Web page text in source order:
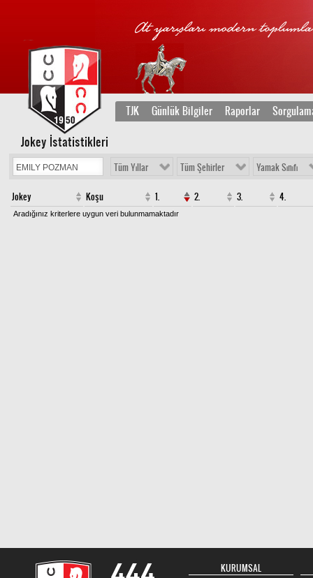
TJK Günlük Bilgiler Raporlar
Jokey İstatistikleri
Tüm Yıllar Tüm Şehirler Yamak Sınıfı
Jokey Koşu 1. 2. 3. 4.
Aradığınız kriterlere uygun veri bulunmamaktadır
KURUMSAL